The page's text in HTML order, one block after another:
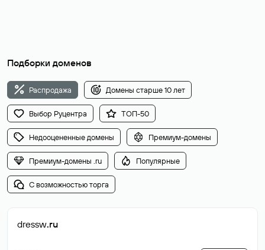
Подборки доменов
Распродажа Домены старше 10 лет
Выбор Руцентра ТОП-50
Недооцененные домены Премиум-домены
Премиум-домены .ru Популярные
С возможностью торга
dressw.ru